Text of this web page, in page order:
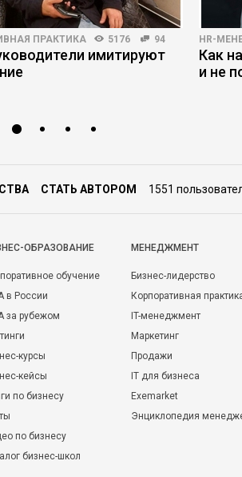
ПРАКТИКА 5176 94
имитируют
HR-
Как
и не
СТАТЬ АВТОРОМ 1551
ОБРАЗОВАНИЕ
обучение
в России
за рубежом
курсы
кейсы
по бизнесу
по бизнесу
бизнес-школ
МЕНЕДЖМЕНТ
Бизнес-лидерство
Корпоративная
IT-менеджмент
Маркетинг
Продажи
IT для бизнеса
Exemarket
Энциклопедия